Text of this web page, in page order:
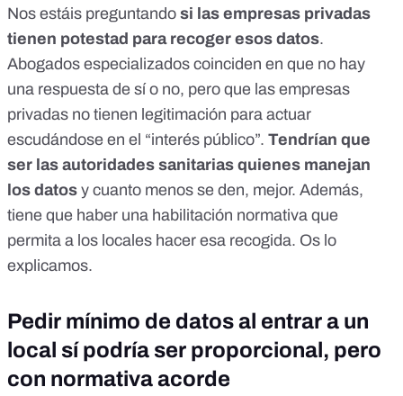
Nos estáis preguntando si las empresas privadas
tienen potestad para recoger esos datos.
Abogados especializados coinciden en que no hay
una respuesta de sí o no, pero que las empresas
privadas no tienen legitimación para actuar
escudándose en el “interés público”. Tendrían que
ser las autoridades sanitarias quienes manejan
los datos y cuanto menos se den, mejor. Además,
tiene que haber una habilitación normativa que
permita a los locales hacer esa recogida. Os lo
explicamos.
Pedir mínimo de datos al entrar a un
local sí podría ser proporcional, pero
con normativa acorde